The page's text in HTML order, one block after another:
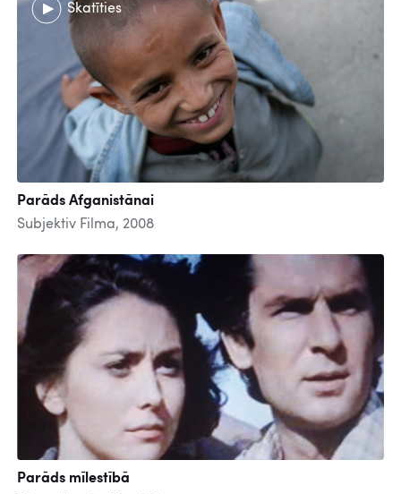
Skatīties
Parāds Afganistānai
Subjektiv Filma, 2008
Parāds mīlestībā